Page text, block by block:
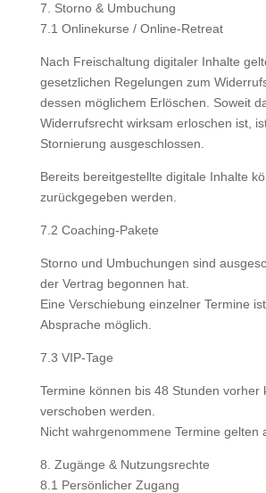
7. Storno & Umbuchung
7.1 Onlinekurse / Online-Retreat
Nach Freischaltung digitaler Inhalte
gesetzlichen Regelungen zum
dessen möglichem Erlöschen. Soweit
Widerrufsrecht wirksam erloschen ist,
Stornierung ausgeschlossen.
Bereits bereitgestellte digitale Inhalte
zurückgegeben werden.
7.2 Coaching-Pakete
Storno und Umbuchungen sind
der Vertrag begonnen hat.
Eine Verschiebung einzelner Termine
Absprache möglich.
7.3 VIP-Tage
Termine können bis 48 Stunden vorher
verschoben werden.
Nicht wahrgenommene Termine gelten
8. Zugänge & Nutzungsrechte
8.1 Persönlicher Zugang